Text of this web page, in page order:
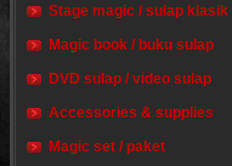
Stage magic / sulap klasik
Magic book / buku sulap
DVD sulap / video sulap
Accessories & supplies
Magic set / paket